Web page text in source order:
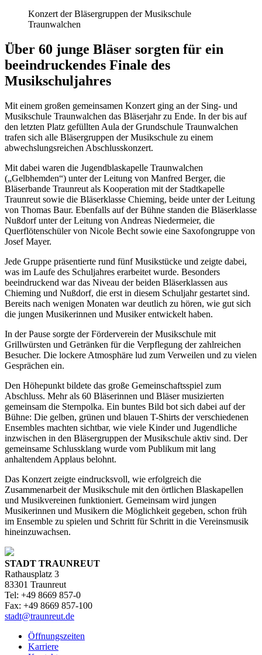
Konzert der Bläsergruppen der Musikschule
Traunwalchen
Über 60 junge Bläser sorgten für ein
beeindruckendes Finale des
Musikschuljahres
Mit einem großen gemeinsamen Konzert ging an der Sing- und
Musikschule Traunwalchen das Bläserjahr zu Ende. In der bis auf
den letzten Platz gefüllten Aula der Grundschule Traunwalchen
trafen sich alle Bläsergruppen der Musikschule zu einem
abwechslungsreichen Abschlusskonzert.
Mit dabei waren die Jugendblaskapelle Traunwalchen
(„Gelbhemden“) unter der Leitung von Manfred Berger, die
Bläserbande Traunreut als Kooperation mit der Stadtkapelle
Traunreut sowie die Bläserklasse Chieming, beide unter der Leitung
von Thomas Baur. Ebenfalls auf der Bühne standen die Bläserklasse
Nußdorf unter der Leitung von Andreas Niedermeier, die
Querflötenschüler von Nicole Becht sowie eine Saxofongruppe von
Josef Mayer.
Jede Gruppe präsentierte rund fünf Musikstücke und zeigte dabei,
was im Laufe des Schuljahres erarbeitet wurde. Besonders
beeindruckend war das Niveau der beiden Bläserklassen aus
Chieming und Nußdorf, die erst in diesem Schuljahr gestartet sind.
Bereits nach wenigen Monaten war deutlich zu hören, wie gut sich
die jungen Musikerinnen und Musiker entwickelt haben.
In der Pause sorgte der Förderverein der Musikschule mit
Grillwürsten und Getränken für die Verpflegung der zahlreichen
Besucher. Die lockere Atmosphäre lud zum Verweilen und zu vielen
Gesprächen ein.
Den Höhepunkt bildete das große Gemeinschaftsspiel zum
Abschluss. Mehr als 60 Bläserinnen und Bläser musizierten
gemeinsam die Sternpolka. Ein buntes Bild bot sich dabei auf der
Bühne: Die gelben, grünen und blauen T-Shirts der verschiedenen
Ensembles machten sichtbar, wie viele Kinder und Jugendliche
inzwischen in den Bläsergruppen der Musikschule aktiv sind. Der
gemeinsame Schlussklang wurde vom Publikum mit lang
anhaltendem Applaus belohnt.
Das Konzert zeigte eindrucksvoll, wie erfolgreich die
Zusammenarbeit der Musikschule mit den örtlichen Blaskapellen
und Musikvereinen funktioniert. Gemeinsam wird jungen
Musikerinnen und Musikern die Möglichkeit gegeben, schon früh
im Ensemble zu spielen und Schritt für Schritt in die Vereinsmusik
hineinzuwachsen.
STADT TRAUNREUT
Rathausplatz 3
83301 Traunreut
Tel: +49 8669 857-0
Fax: +49 8669 857-100
stadt@traunreut.de
Öffnungszeiten
Karriere